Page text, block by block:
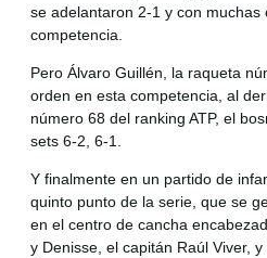
se adelantaron 2-1 y con muchas
competencia.
Pero Álvaro Guillén, la raqueta
orden en esta competencia, al
número 68 del ranking ATP, el
sets 6-2, 6-1.
Y finalmente en un partido de
quinto punto de la serie, que se
en el centro de cancha
y Denisse, el capitán Raúl Viver,